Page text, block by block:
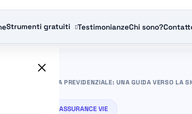
Strumenti gratuiti TestimonianzeChi sono?
×
L’ECONOMIA PREVIDENZIALE: UNA GUIDA VERSO LA
ASSURANCE VIE